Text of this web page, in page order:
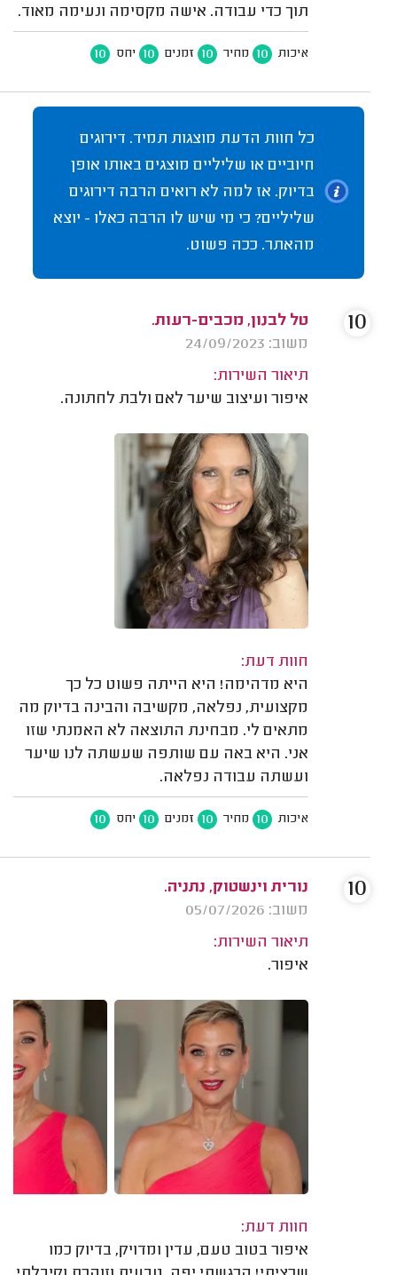
תוך כדי עבודה. אישה מקסימה ונעימה מאוד.
איכות 10 מחיר 10 זמנים 10 יחס 10
כל חוות הדעת מוצגות תמיד. דירוגים
חיוביים או שליליים מוצגים באותו אופן
בדיוק. אז למה לא רואים הרבה דירוגים
שליליים? כי מי שיש לו הרבה כאלו - יוצא
מהאתר. ככה פשוט.
טל לבנון, מכבים-רעות.
משוב: 24/09/2023
תיאור השירות:
איפור ועיצוב שיער לאם ולבת לחתונה.
חוות דעת:
היא מדהימה! היא הייתה פשוט כל כך
מקצועית, נפלאה, מקשיבה והבינה בדיוק מה
מתאים לי. מבחינת התוצאה לא האמנתי שזו
אני. היא באה עם שותפה שעשתה לנו שיער
ועשתה עבודה נפלאה.
איכות 10 מחיר 10 זמנים 10 יחס 10
10
נורית וינשטוק, נתניה.
משוב: 05/07/2026
תיאור השירות:
איפור.
חוות דעת:
איפור בטוב טעם, עדין ומדויק, בדיוק כמו
10